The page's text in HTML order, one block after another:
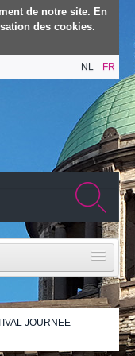
de notre site. En
des cookies.
NL FR
JOURNEE